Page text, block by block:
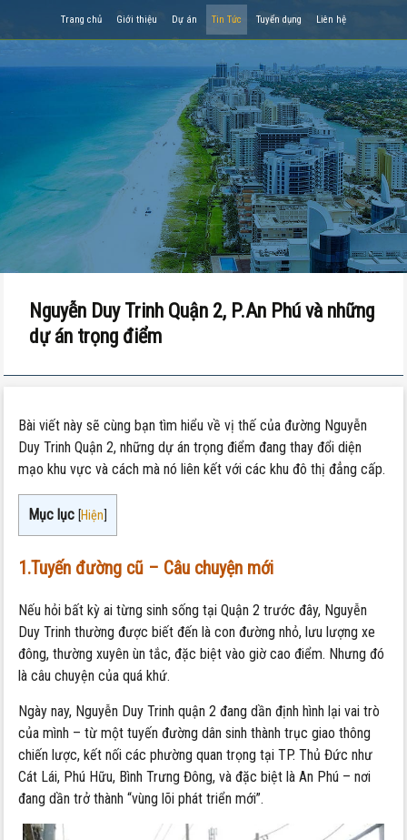
Trang chủ Giới thiệu Dự án Tin Tức Tuyển dụng Liên hệ
Nguyễn Duy Trinh Quận 2​, P.An Phú và những
dự án trọng điểm
Bài viết này sẽ cùng bạn tìm hiểu về vị thế của đường Nguyễn
Duy Trinh Quận 2, những dự án trọng điểm đang thay đổi diện
mạo khu vực và cách mà nó liên kết với các khu đô thị đẳng cấp.
Mục lục [Hiện]
1.Tuyến đường cũ – Câu chuyện mới
Nếu hỏi bất kỳ ai từng sinh sống tại Quận 2 trước đây, Nguyễn
Duy Trinh thường được biết đến là con đường nhỏ, lưu lượng xe
đông, thường xuyên ùn tắc, đặc biệt vào giờ cao điểm. Nhưng đó
là câu chuyện của quá khứ.
Ngày nay, Nguyễn Duy Trinh quận 2 đang dần định hình lại vai trò
của mình – từ một tuyến đường dân sinh thành trục giao thông
chiến lược, kết nối các phường quan trọng tại TP. Thủ Đức như
Cát Lái, Phú Hữu, Bình Trưng Đông, và đặc biệt là An Phú – nơi
đang dần trở thành “vùng lõi phát triển mới”.